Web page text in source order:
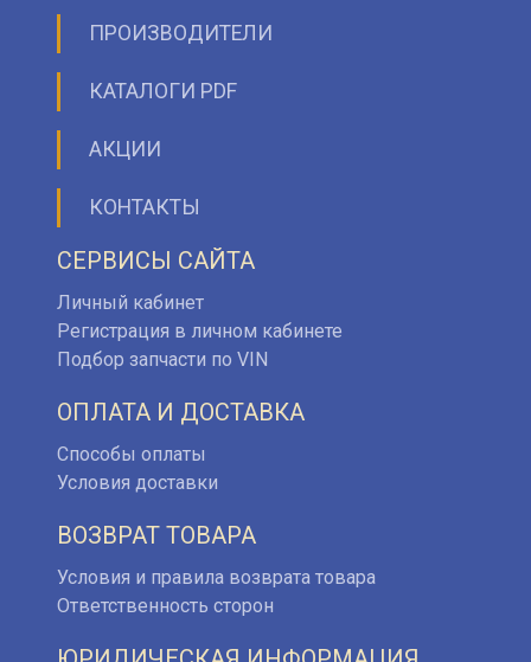
ПРОИЗВОДИТЕЛИ
КАТАЛОГИ PDF
АКЦИИ
КОНТАКТЫ
СЕРВИСЫ САЙТА
Личный кабинет
Регистрация в личном кабинете
Подбор запчасти по VIN
ОПЛАТА И ДОСТАВКА
Способы оплаты
Условия доставки
ВОЗВРАТ ТОВАРА
Условия и правила возврата товара
Ответственность сторон